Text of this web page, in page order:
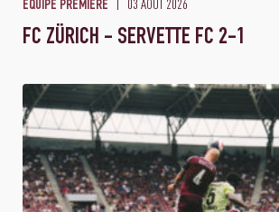
ÉQUIPE PREMIÈRE 03 AOÛT 2026
FC ZÜRICH - SERVETTE FC 2-1